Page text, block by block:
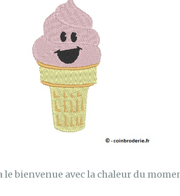
le bienvenue avec la chaleur du